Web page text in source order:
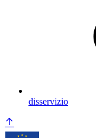
disservizio